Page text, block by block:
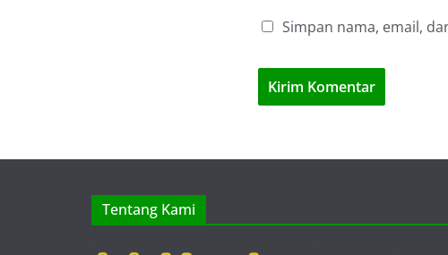
Simpan nama, email,
Tentang Kami